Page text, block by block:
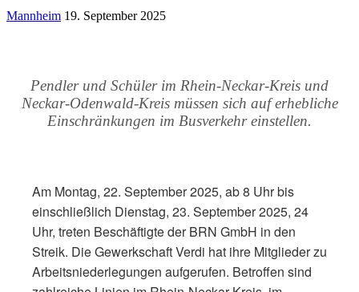
Mannheim 19. September 2025
Pendler und Schüler im Rhein-Neckar-Kreis und
Neckar-Odenwald-Kreis müssen sich auf erhebliche
Einschränkungen im Busverkehr einstellen.
Am Montag, 22. September 2025, ab 8 Uhr bis
einschließlich Dienstag, 23. September 2025, 24
Uhr, treten Beschäftigte der BRN GmbH in den
Streik. Die Gewerkschaft Verdi hat ihre Mitglieder zu
Arbeitsniederlegungen aufgerufen. Betroffen sind